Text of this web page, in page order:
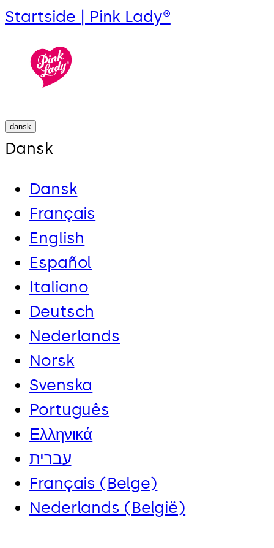
Startside | Pink Lady®
dansk
Dansk
Dansk
Français
English
Español
Italiano
Deutsch
Nederlands
Norsk
Svenska
Português
Ελληνικά
עברית
Français (Belge)
Nederlands (België)